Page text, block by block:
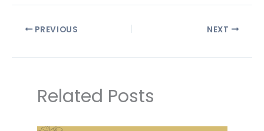
PREVIOUS NEXT
Related Posts